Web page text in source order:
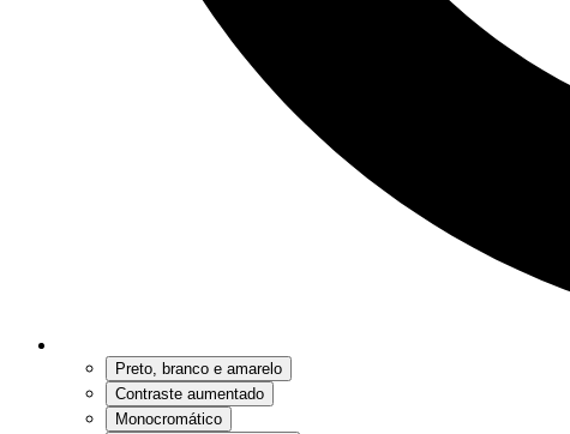
Preto, branco e amarelo
Contraste aumentado
Monocromático